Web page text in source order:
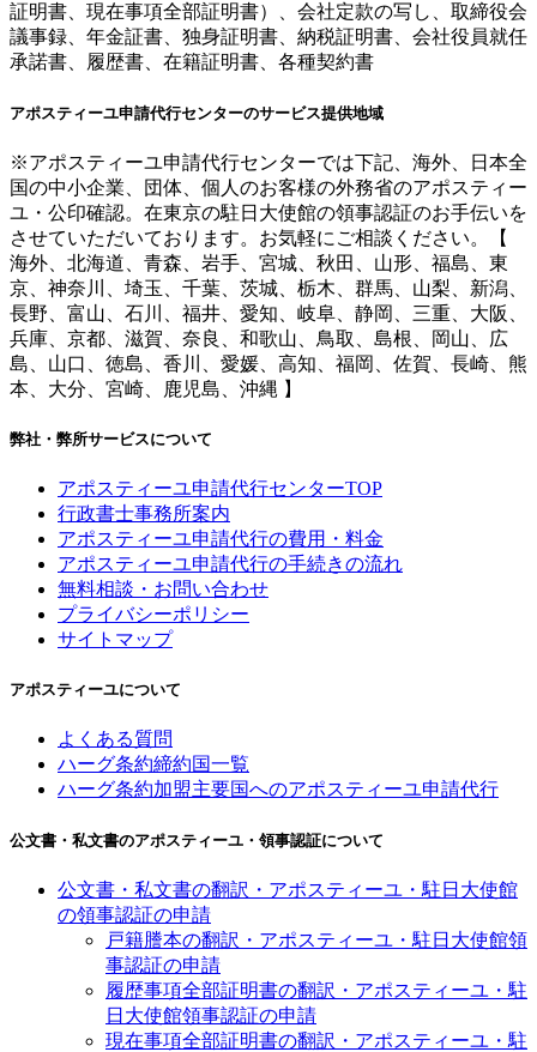
証明書、現在事項全部証明書）、会社定款の写し、取締役会
議事録、年金証書、独身証明書、納税証明書、会社役員就任
承諾書、履歴書、在籍証明書、各種契約書
アポスティーユ申請代行センターのサービス提供地域
※アポスティーユ申請代行センターでは下記、海外、日本全
国の中小企業、団体、個人のお客様の外務省のアポスティー
ユ・公印確認。在東京の駐日大使館の領事認証のお手伝いを
させていただいております。お気軽にご相談ください。【
海外、北海道、青森、岩手、宮城、秋田、山形、福島、東
京、神奈川、埼玉、千葉、茨城、栃木、群馬、山梨、新潟、
長野、富山、石川、福井、愛知、岐阜、静岡、三重、大阪、
兵庫、京都、滋賀、奈良、和歌山、鳥取、島根、岡山、広
島、山口、徳島、香川、愛媛、高知、福岡、佐賀、長崎、熊
本、大分、宮崎、鹿児島、沖縄 】
弊社・弊所サービスについて
アポスティーユ申請代行センターTOP
行政書士事務所案内
アポスティーユ申請代行の費用・料金
アポスティーユ申請代行の手続きの流れ
無料相談・お問い合わせ
プライバシーポリシー
サイトマップ
アポスティーユについて
よくある質問
ハーグ条約締約国一覧
ハーグ条約加盟主要国へのアポスティーユ申請代行
公文書・私文書のアポスティーユ・領事認証について
公文書・私文書の翻訳・アポスティーユ・駐日大使館
の領事認証の申請
戸籍謄本の翻訳・アポスティーユ・駐日大使館領
事認証の申請
履歴事項全部証明書の翻訳・アポスティーユ・駐
日大使館領事認証の申請
現在事項全部証明書の翻訳・アポスティーユ・駐